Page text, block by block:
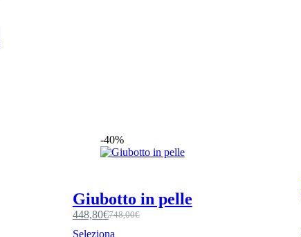
-40%
Giubotto in pelle
748,00€
448,80€
Seleziona